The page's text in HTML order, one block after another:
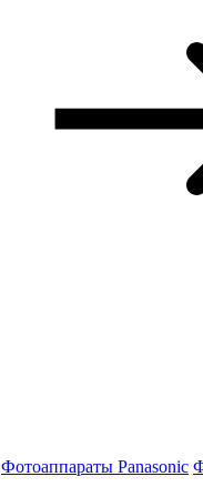
Фотоаппараты Panasonic